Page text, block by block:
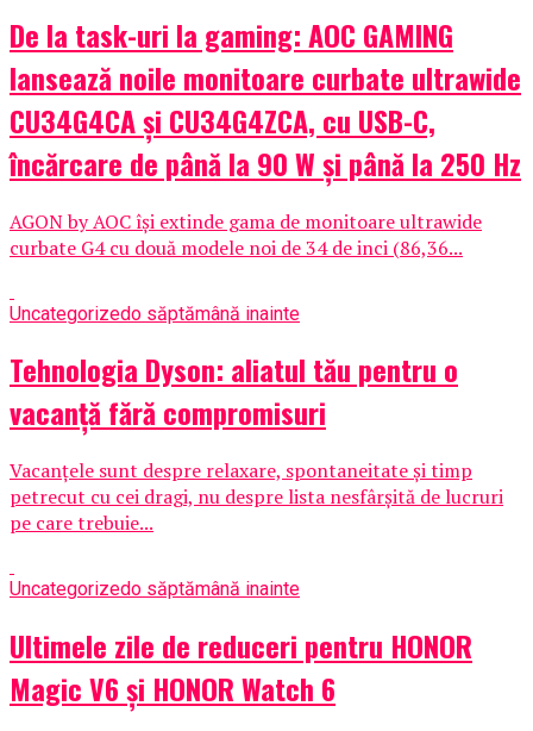
De la task-uri la gaming: AOC GAMING
lansează noile monitoare curbate ultrawide
CU34G4CA și CU34G4ZCA, cu USB-C,
încărcare de până la 90 W și până la 250 Hz
AGON by AOC își extinde gama de monitoare ultrawide
curbate G4 cu două modele noi de 34 de inci (86,36...
Uncategorizedo săptămână inainte
Tehnologia Dyson: aliatul tău pentru o
vacanță fără compromisuri
Vacanțele sunt despre relaxare, spontaneitate și timp
petrecut cu cei dragi, nu despre lista nesfârșită de lucruri
pe care trebuie...
Uncategorizedo săptămână inainte
Ultimele zile de reduceri pentru HONOR
Magic V6 și HONOR Watch 6